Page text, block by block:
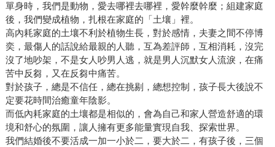
單身時，我們是動物，愛去哪裡去哪裡，愛幹麼幹麼；組建家庭
後，我們變成植物，扎根在家庭的「土壤」裡。
高內耗家庭的土壤不利於植物生長，對於感情，夫妻之間不停博
奕，最傷人的話說給最親的人聽，互為差評師，互相消耗，沒完
沒了地吵架，不是女人吵男人逃，就是男人沉默女人流淚，在痛
苦中反芻，又在反芻中痛苦。
對於孩子，總是不信任，總在挑剔，總想控制，孩子長大後說不
定要花時間治癒童年陰影。
而低內耗家庭的土壤都是相似的，會為自己和家人營造舒適的環
境和舒心的氛圍，讓人擁有更多能量實現自我、探索世界。
我們結婚後不要活成一加一小於二，要大於二，有孩子後，三個